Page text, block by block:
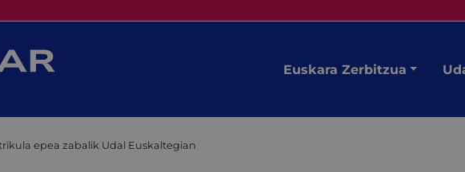
Euskara Zerbitzua
epea zabalik Udal Euskaltegian